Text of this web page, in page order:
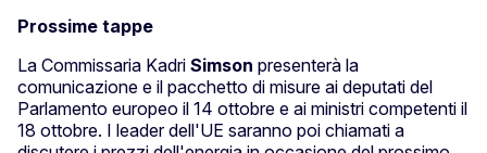
Prossime tappe
La Commissaria Kadri Simson presenterà la
comunicazione e il pacchetto di misure ai deputati del
Parlamento europeo il 14 ottobre e ai ministri competenti il
18 ottobre. I leader dell'UE saranno poi chiamati a